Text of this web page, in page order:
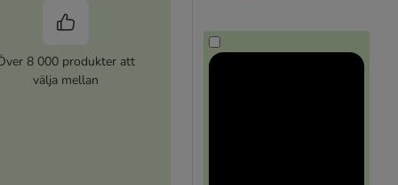
8 000 produkter att
välja mellan